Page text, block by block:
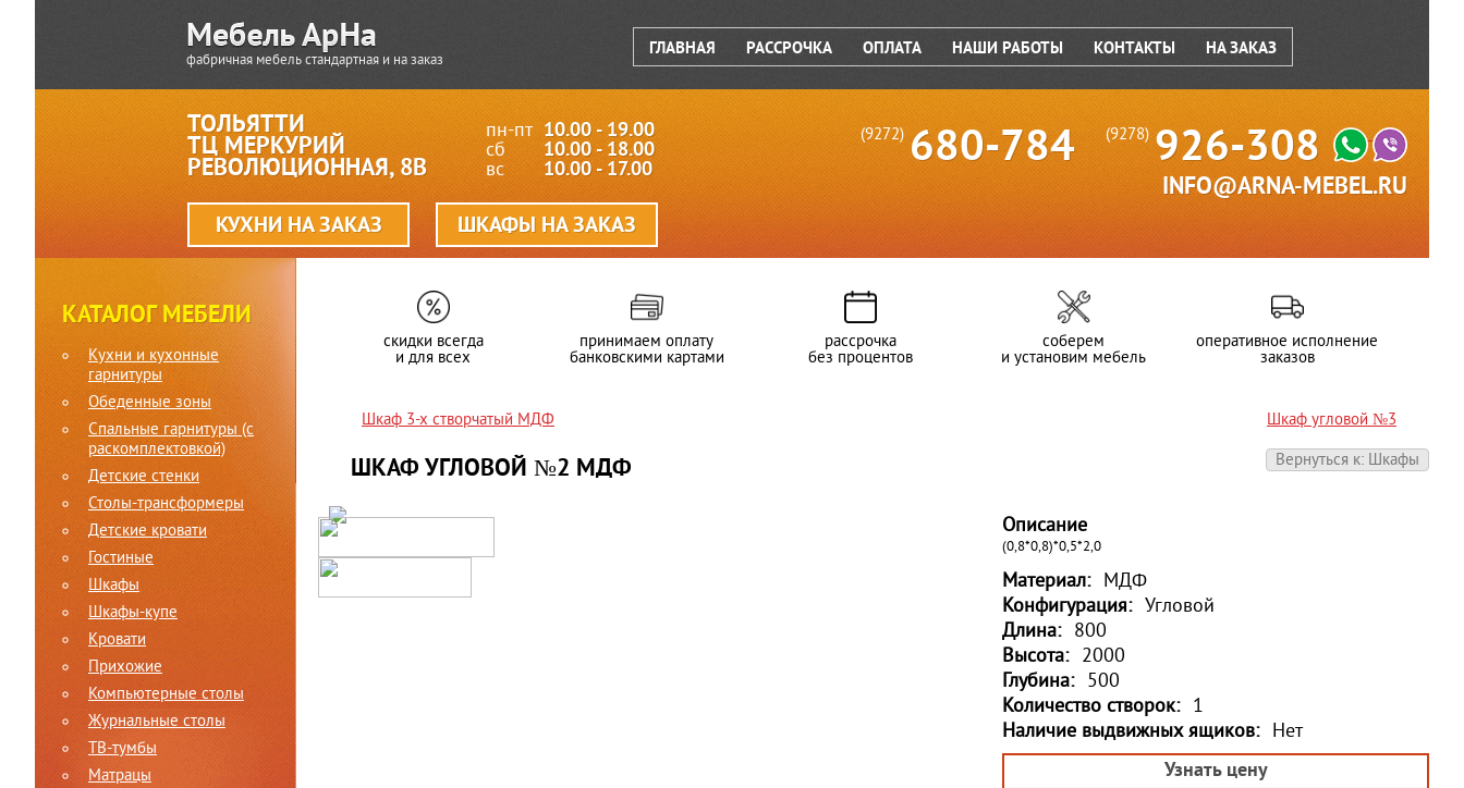
фабричная мебель стандартная и на заказ
ГЛАВНАЯ РАССРОЧКА ОПЛАТА НАШИ РАБОТЫ КОНТАКТЫ НА ЗАКАЗ
(9272) 680-784 (9278) 926-308
INFO@ARNA-MEBEL.RU
ТОЛЬЯТТИ
ТЦ МЕРКУРИЙ
РЕВОЛЮЦИОННАЯ, 8В
пн-пт 10.00 - 19.00
сб 10.00 - 18.00
вс 10.00 - 17.00
КУХНИ НА ЗАКАЗ ШКАФЫ НА ЗАКАЗ
КАТАЛОГ МЕБЕЛИ
Кухни и кухонные
гарнитуры
Обеденные зоны
Спальные гарнитуры (c
раскомплектовкой)
Детские стенки
Столы-трансформеры
Детские кровати
Гостиные
Шкафы
Шкафы-купе
Кровати
Прихожие
Компьютерные столы
Журнальные столы
ТВ-тумбы
Матрацы
скидки всегда
и для всех
принимаем оплату
банковскими картами
рассрочка
без процентов
соберем
и установим мебель
оперативное исполнение
заказов
Шкаф 3-х створчатый МДФ
Шкаф угловой №3
Вернуться к: Шкафы
ШКАФ УГЛОВОЙ №2 МДФ
Описание
(0,8*0,8)*0,5*2,0
Материал: МДФ
Конфигурация: Угловой
Длина: 800
Высота: 2000
Глубина: 500
Количество створок: 1
Наличие выдвижных ящиков: Нет
Узнать цену